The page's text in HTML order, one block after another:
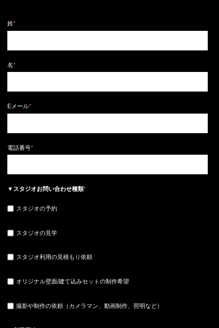
姓*
名*
Eメール*
電話番号*
▼スタジオお問い合わせ種類*
スタジオの予約
スタジオの見学
スタジオ利用の見積もり依頼
オリジナル壁面/建て込みセットの制作希望
撮影や制作の依頼（カメラマン、動画制作、照明など）